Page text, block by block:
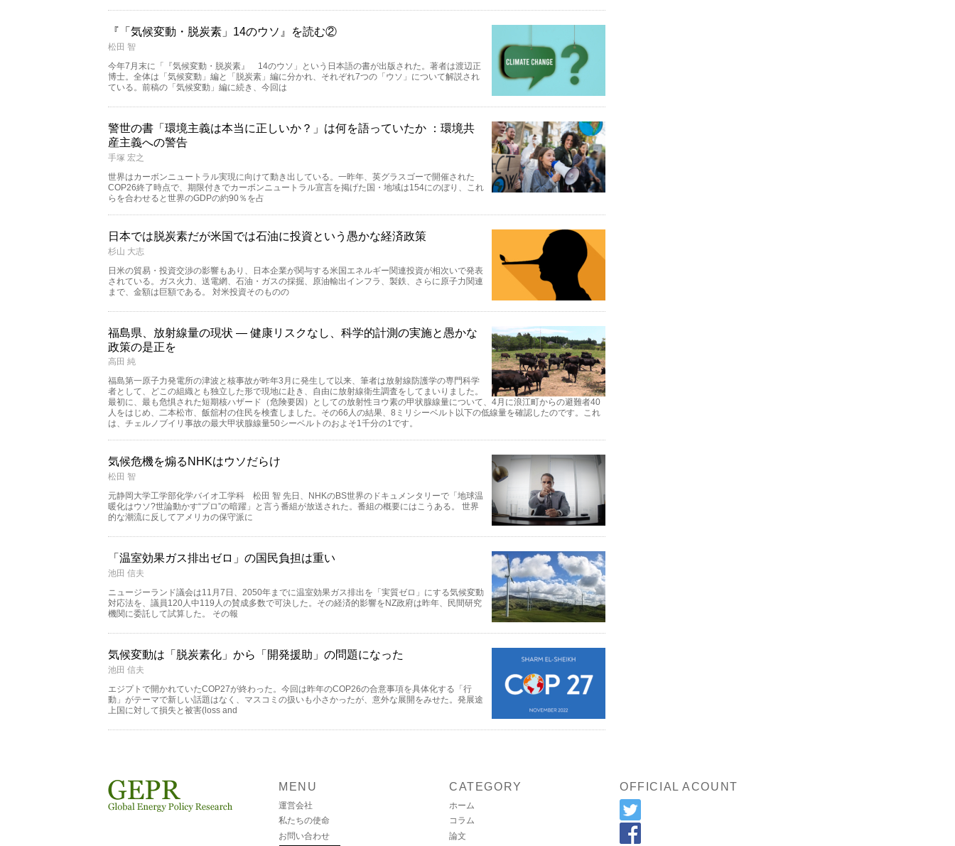
『「気候変動・脱炭素」14のウソ』を読む②
松田 智
今年7月末に「『気候変動・脱炭素』 14のウソ」という日本語の書が出版された。著者は渡辺正
博士。全体は「気候変動」編と「脱炭素」編に分かれ、それぞれ7つの「ウソ」について解説され
ている。前稿の「気候変動」編に続き、今回は
警世の書「環境主義は本当に正しいか？」は何を語っていたか ：環境共
産主義への警告
手塚 宏之
世界はカーボンニュートラル実現に向けて動き出している。一昨年、英グラスゴーで開催された
COP26終了時点で、期限付きでカーボンニュートラル宣言を掲げた国・地域は154にのぼり、これ
らを合わせると世界のGDPの約90％を占
日本では脱炭素だが米国では石油に投資という愚かな経済政策
杉山 大志
日米の貿易・投資交渉の影響もあり、日本企業が関与する米国エネルギー関連投資が相次いで発表
されている。ガス火力、送電網、石油・ガスの採掘、原油輸出インフラ、製鉄、さらに原子力関連
まで、金額は巨額である。 対米投資そのものの
福島県、放射線量の現状 — 健康リスクなし、科学的計測の実施と愚かな
政策の是正を
高田 純
福島第一原子力発電所の津波と核事故が昨年3月に発生して以来、筆者は放射線防護学の専門科学
者として、どこの組織とも独立した形で現地に赴き、自由に放射線衛生調査をしてまいりました。
最初に、最も危惧された短期核ハザード（危険要因）としての放射性ヨウ素の甲状腺線量について、4月に浪江町からの避難者40
人をはじめ、二本松市、飯舘村の住民を検査しました。その66人の結果、8ミリシーベルト以下の低線量を確認したのです。これ
は、チェルノブイリ事故の最大甲状腺線量50シーベルトのおよそ1千分の1です。
気候危機を煽るNHKはウソだらけ
松田 智
元静岡大学工学部化学バイオ工学科 松田 智 先日、NHKのBS世界のドキュメンタリーで「地球温
暖化はウソ?世論動かす“プロ”の暗躍」と言う番組が放送された。番組の概要にはこうある。 世界
的な潮流に反してアメリカの保守派に
「温室効果ガス排出ゼロ」の国民負担は重い
池田 信夫
ニュージーランド議会は11月7日、2050年までに温室効果ガス排出を「実質ゼロ」にする気候変動
対応法を、議員120人中119人の賛成多数で可決した。その経済的影響をNZ政府は昨年、民間研究
機関に委託して試算した。 その報
気候変動は「脱炭素化」から「開発援助」の問題になった
池田 信夫
エジプトで開かれていたCOP27が終わった。今回は昨年のCOP26の合意事項を具体化する「行
動」がテーマで新しい話題はなく、マスコミの扱いも小さかったが、意外な展開をみせた。発展途
上国に対して損失と被害(loss and
MENU
運営会社
私たちの使命
お問い合わせ
CATEGORY
ホーム
コラム
論文
OFFICIAL ACOUNT